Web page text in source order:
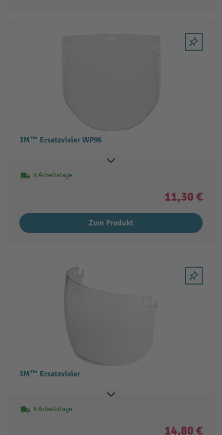
3M™ Ersatzvisier WP96
8 Arbeitstage
11,30 €
Zum Produkt
3M™ Ersatzvisier
8 Arbeitstage
14,80 €